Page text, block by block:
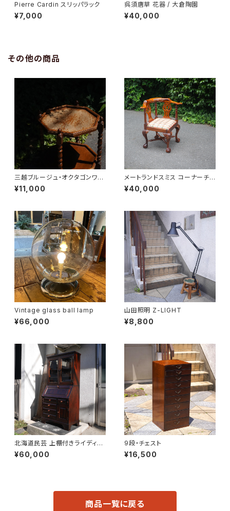
Pierre Cardin スリッパラック
¥7,000
呉須唐草 花器 / 大倉陶園
¥40,000
その他の商品
三越ブルージュ・オクタゴンワゴ
ン
¥11,000
メートランドスミス コーナーチェ
ア
¥40,000
Vintage glass ball lamp
¥66,000
山田照明 Z-LIGHT
¥8,800
北海道民芸 上棚付きライディン
グビューロー
¥60,000
9段・チェスト
¥16,500
商品一覧に戻る